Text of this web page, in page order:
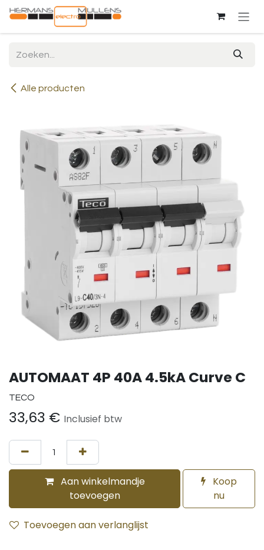
Overslaan naar inhoud
Alle producten
AUTOMAAT 4P 40A 4.5kA Curve C
TECO
33,63 € Inclusief btw
Aan winkelmandje
toevoegen
Koop
nu
Toevoegen aan verlanglijst